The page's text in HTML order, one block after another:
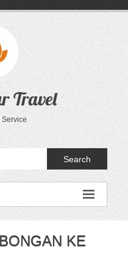
Travel
Service
Search
KE